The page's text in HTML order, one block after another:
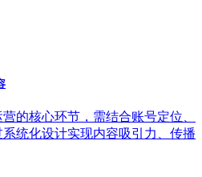
的核心环节，需结合账号定位、
统化设计实现内容吸引力、传播